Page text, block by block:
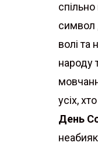
символ
волі та
народу
усіх,
День